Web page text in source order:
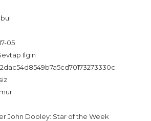
05
Ilgın
John Dooley: Star of the Week